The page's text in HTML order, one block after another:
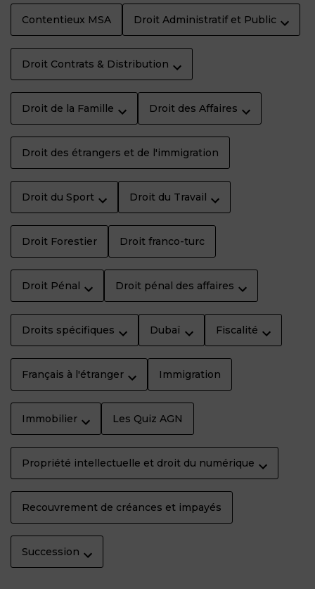
Contentieux MSA Droit Administratif et Public
Droit Contrats & Distribution
Droit de la Famille Droit des Affaires
Droit des étrangers et de l'immigration
Droit du Sport Droit du Travail
Droit Forestier Droit franco-turc
Droit Pénal Droit pénal des affaires
Droits spécifiques Dubaï Fiscalité
Français à l'étranger Immigration
Immobilier Les Quiz AGN
Propriété intellectuelle et droit du numérique
Recouvrement de créances et impayés
Succession